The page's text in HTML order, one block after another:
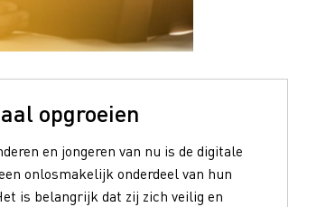
opgroeien
en jongeren van nu is de digitale
onlosmakelijk onderdeel van hun
is belangrijk dat zij zich veilig en